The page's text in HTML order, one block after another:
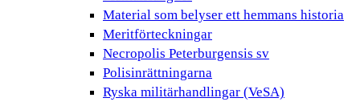
Material som belyser ett hemmans historia
Meritförteckningar
Necropolis Peterburgensis sv
Polisinrättningarna
Ryska militärhandlingar (VeSA)